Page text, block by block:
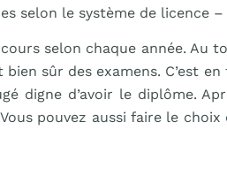
selon le système de licence
selon chaque année. Au
sûr des examens. C’est
digne d’avoir le diplôme.
pouvez aussi faire le choix